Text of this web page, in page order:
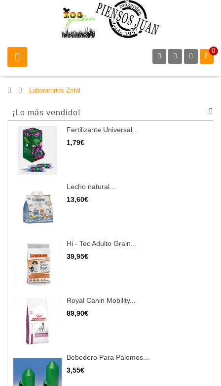
0
> Laboratorios Zotal
¡Lo más vendido!
Fertilizante Universal...
1,79€
Lecho natural...
13,60€
Hi - Tec Adulto Grain...
39,95€
Royal Canin Mobility...
89,90€
Bebedero Para Palomos...
3,55€